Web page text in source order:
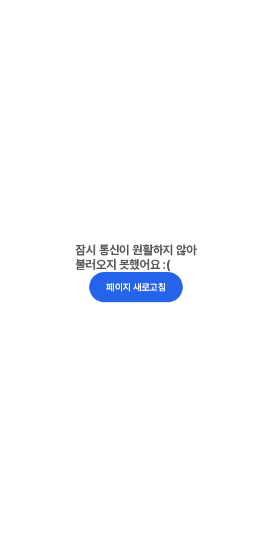
잠시 통신이 원활하지 않아
불러오지 못했어요 :(
페이지 새로고침